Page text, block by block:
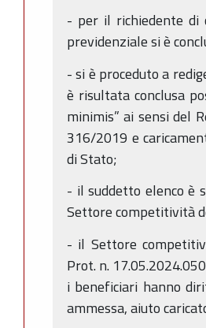
- per il richiedente di
previdenziale si è
- si è proceduto a
è risultata conclusa
minimis” ai sensi del
316/2019 e
di Stato;
- il suddetto elenco è
Settore competitività
- il Settore
Prot. n.
i beneficiari hanno
ammessa, aiuto